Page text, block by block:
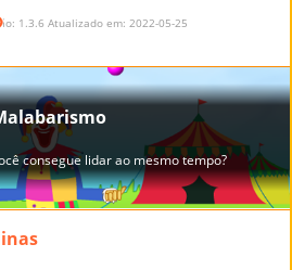
1.3.6 Atualizado em: 2022-05-25